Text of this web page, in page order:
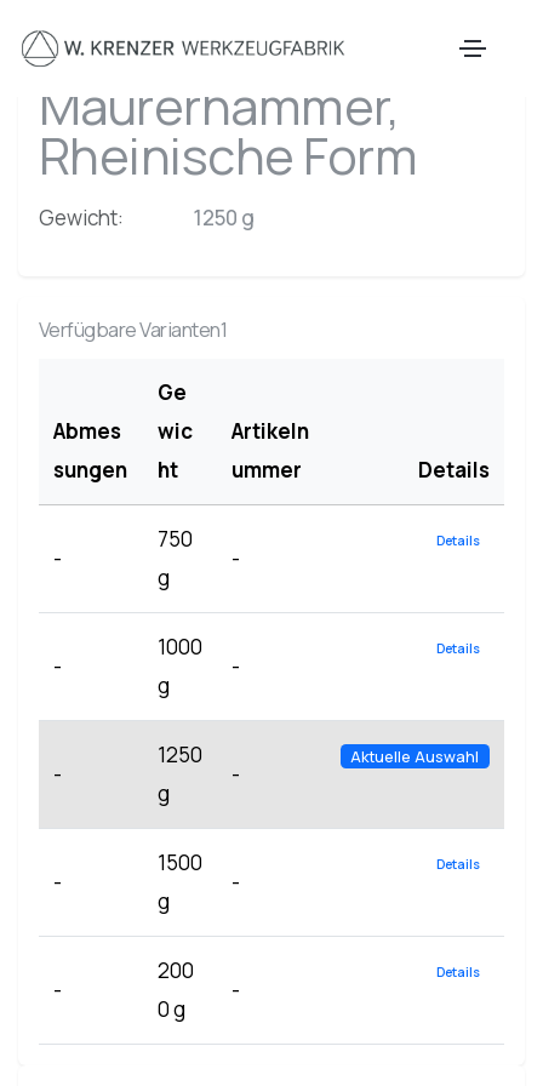
Maurerhammer,
Rheinische Form
Gewicht: 1250 g
Verfügbare Varianten1
Abmes
sungen
Ge
wic
ht
Artikeln
ummer
Details
-
750
g
-
Details
-
1000
g
-
Details
-
1250
g
-
Aktuelle Auswahl
-
1500
g
-
Details
-
200
0 g
-
Details